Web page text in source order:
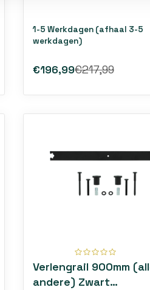
1-5 Werkdagen (afhaal 3-5
werkdagen)
€196,99€217,99
Verlengrail 900mm
andere) Zwart